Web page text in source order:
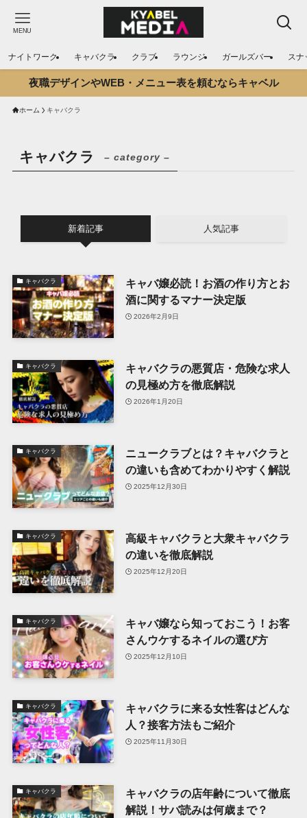
MENU
ナイトワーク キャバクラ クラブ ラウンジ ガールズバー スナ
夜職デザインやWEB・メニュー表を頼むならキャベル
ホーム キャバクラ
キャバクラ – category –
新着記事 人気記事
キャバクラ
キャバ嬢必読！お酒の作り方とお
酒に関するマナー決定版
2026年2月9日
キャバクラ
キャバクラの悪質店・危険な求人
の見極め方を徹底解説
2026年1月20日
キャバクラ
ニュークラブとは？キャバクラと
の違いも含めてわかりやすく解説
2025年12月30日
キャバクラ
高級キャバクラと大衆キャバクラ
の違いを徹底解説
2025年12月20日
キャバクラ
キャバ嬢なら知っておこう！お客
さんウケするネイルの選び方
2025年12月10日
キャバクラ
キャバクラに来る女性客はどんな
人？接客方法もご紹介
2025年11月30日
キャバクラ
キャバクラの店年齢について徹底
解説！サバ読みは何歳まで？